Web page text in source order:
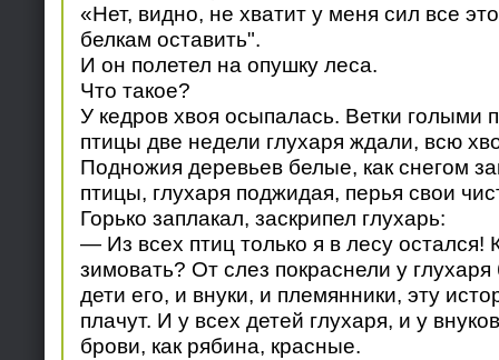
«Нет, видно, не хватит у меня сил все
белкам оставить".
И он полетел на опушку леса.
Что такое?
У кедров хвоя осыпалась. Ветки голыми
птицы две недели глухаря ждали, всю
Подножия деревьев белые, как снегом
птицы, глухаря поджидая, перья свои
Горько заплакал, заскрипел глухарь:
— Из всех птиц только я в лесу остался!
зимовать? От слез покраснели у
дети его, и внуки, и племянники, эту
плачут. И у всех детей глухаря, и у
брови, как рябина, красные.